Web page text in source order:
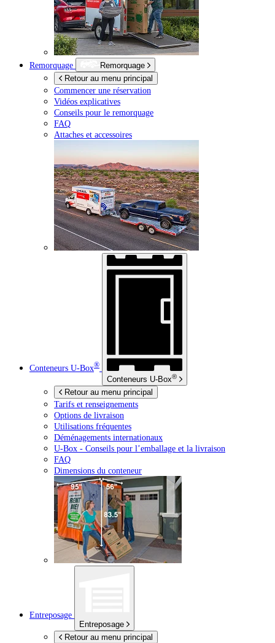
Remorquage
Remorquage
Retour au menu principal
Commencer une réservation
Vidéos explicatives
Conseils pour le remorquage
FAQ
Attaches et accessoires
Conteneurs U-Box®
Conteneurs U-Box®
Retour au menu principal
Tarifs et renseignements
Options de livraison
Utilisations fréquentes
Déménagements internationaux
U-Box - Conseils pour l’emballage et la livraison
FAQ
Dimensions du conteneur
Entreposage
Entreposage
Retour au menu principal